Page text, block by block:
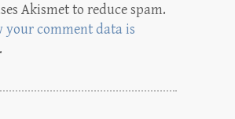
Akismet to reduce spam.
your comment data is
.